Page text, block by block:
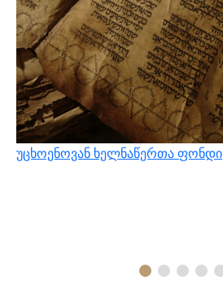
უცხოენოვან ხელნაწერთა ფონდი